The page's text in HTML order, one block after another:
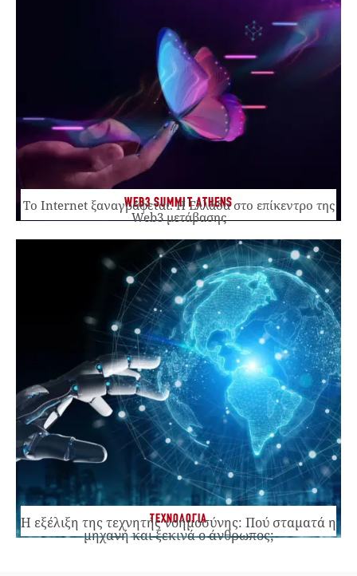
WEB3 SUMMIT ATHENS
Το Internet ξαναγράφεται. Η Ελλάδα στο επίκεντρο της
Web3 μετάβασης
ΤΕΧΝΟΛΟΓΙΑ
Η εξέλιξη της τεχνητής νοημοσύνης: Πού σταματά η
μηχανή και ξεκινά ο άνθρωπος;